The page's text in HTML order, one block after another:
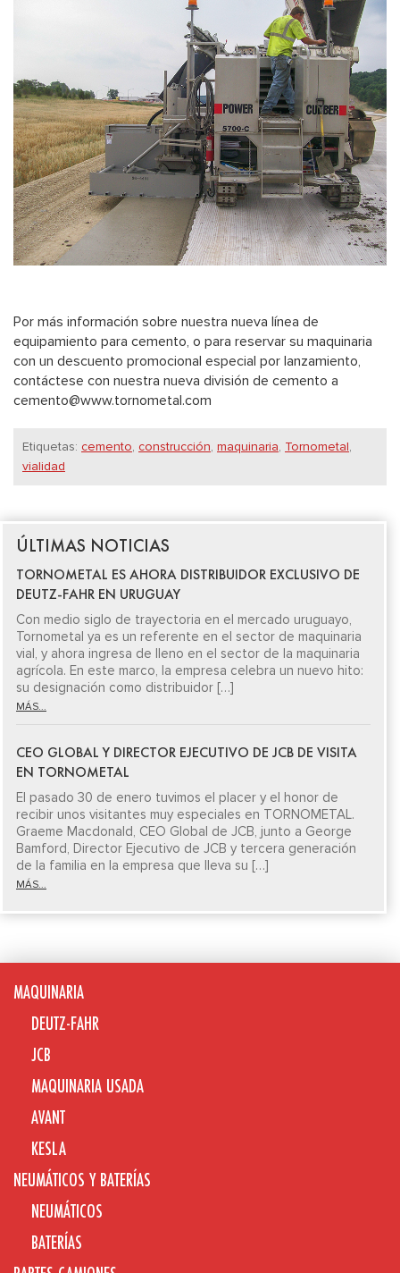
Por más información sobre nuestra nueva línea de
equipamiento para cemento, o para reservar su maquinaria
con un descuento promocional especial por lanzamiento,
contáctese con nuestra nueva división de cemento a
cemento@www.tornometal.com
Etiquetas: cemento, construcción, maquinaria, Tornometal,
vialidad
ÚLTIMAS NOTICIAS
TORNOMETAL ES AHORA DISTRIBUIDOR EXCLUSIVO DE
DEUTZ-FAHR EN URUGUAY
Con medio siglo de trayectoria en el mercado uruguayo,
Tornometal ya es un referente en el sector de maquinaria
vial, y ahora ingresa de lleno en el sector de la maquinaria
agrícola. En este marco, la empresa celebra un nuevo hito:
su designación como distribuidor […]
MÁS...
CEO GLOBAL Y DIRECTOR EJECUTIVO DE JCB DE VISITA
EN TORNOMETAL
El pasado 30 de enero tuvimos el placer y el honor de
recibir unos visitantes muy especiales en TORNOMETAL.
Graeme Macdonald, CEO Global de JCB, junto a George
Bamford, Director Ejecutivo de JCB y tercera generación
de la familia en la empresa que lleva su […]
MÁS...
MAQUINARIA
DEUTZ-FAHR
JCB
MAQUINARIA USADA
AVANT
KESLA
NEUMÁTICOS Y BATERÍAS
NEUMÁTICOS
BATERÍAS